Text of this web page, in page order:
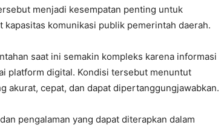
menjadi kesempatan penting untuk
komunikasi publik pemerintah daerah.
saat ini semakin kompleks karena informasi
platform digital. Kondisi tersebut menuntut
akurat, cepat, dan dapat dipertanggungjawabkan.
pengalaman yang dapat diterapkan dalam